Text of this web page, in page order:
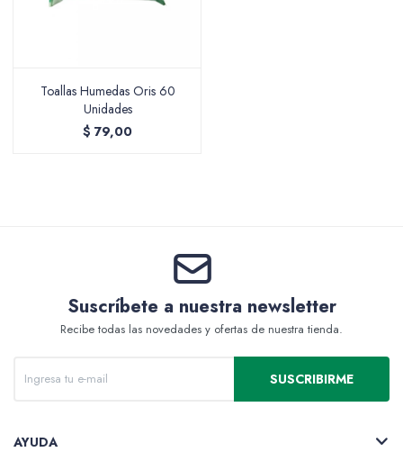
Toallas Humedas Oris 60
Unidades
$ 79,00
Suscríbete a nuestra newsletter
Recibe todas las novedades y ofertas de nuestra tienda.
SUSCRIBIRME
AYUDA
Packing y Regalaría
Cotillón y Sorpresitas